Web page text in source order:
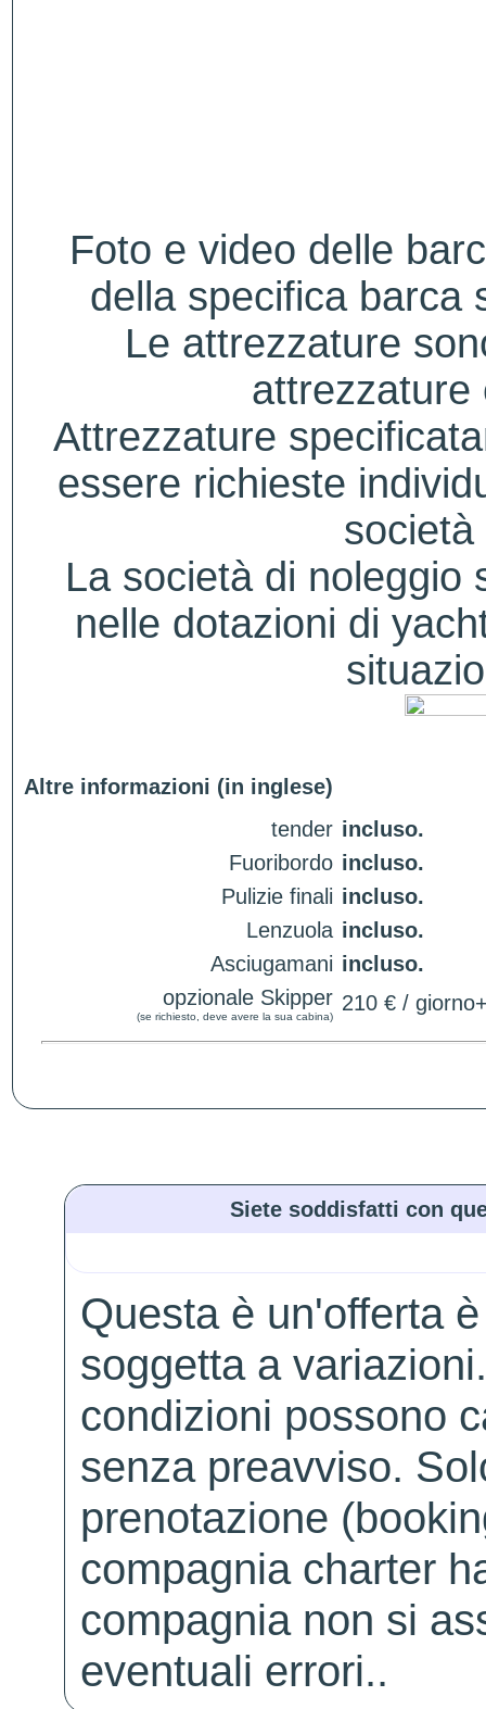
Foto e video delle
della specifica barca
Le attrezzature
attrezzature
Attrezzature
essere richieste
La società di noleggio
nelle dotazioni di
Altre informazioni (in inglese)
tender incluso.
Fuoribordo incluso.
Pulizie finali incluso.
Lenzuola incluso.
Asciugamani incluso.
opzionale Skipper
(se richiesto, deve avere la sua cabina)
210 € /
Siete soddisfatti con
Questa è un'offerta
soggetta a
condizioni possono
senza preavviso.
prenotazione
compagnia charter
compagnia non si
eventuali errori..